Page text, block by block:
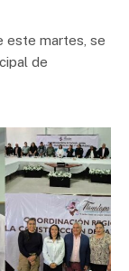
este martes, se
de